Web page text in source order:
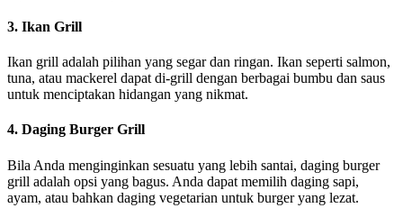
3. Ikan Grill
Ikan grill adalah pilihan yang segar dan ringan. Ikan seperti salmon,
tuna, atau mackerel dapat di-grill dengan berbagai bumbu dan saus
untuk menciptakan hidangan yang nikmat.
4. Daging Burger Grill
Bila Anda menginginkan sesuatu yang lebih santai, daging burger
grill adalah opsi yang bagus. Anda dapat memilih daging sapi,
ayam, atau bahkan daging vegetarian untuk burger yang lezat.